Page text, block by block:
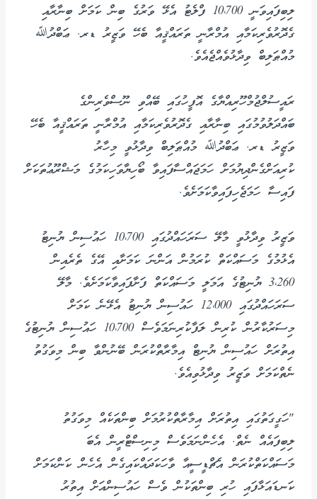
ލިބިފައިވަނީ 10،700 ފްލެޓު އެޅޭ ވަރުގެ ބިން ކަމަށް ބިނާރާއި
ގެދޮރުވެރިކަމާއި އުމްރާނީ ތަރައްޤީއާ ބެހޭ ވަޒީރު ޑރ. ޢަބްދުﷲ
މުއްޠަލިބް ވިދާޅުވެއްޖެއެވެ.
ރައީސުލްޖުމްހޫރިއްޔާގެ އޮފީހުގައި ބޭއްވި ނޫސްވެރިންގެ
ބައްދަލުވުމުގައި ބިނާރާއި ގެދޮރުވެރިކަމާއި އުމްރާނީ ތަރައްޤީއާ ބެހޭ
ވަޒީރު ޑރ. ޢަބްދުﷲ މުއްޠަލިބް ވިދާޅުވީ މިހާރު
ކުރިއަށްގެންދިޔުމަށް ހަމަޖައްސާފައިވާ ބޯހިޔާވަހިކަމުގެ މަޝްރޫޢުތަކަށް
ފައިސާ ހަމަޖެހިފައިވާކަމަށެވެ.
ވަޒީރު ވިދާޅުވީ މާލޭ ސަރަހައްދުގައި 10،700 ހައުސިން ޔުނިޓު
އެޅުމުގެ މަސައްކަތް ކުރަމުން އަންނަ ކަމަށާއި އޭގެ ތެރެއިން
3،260 ޔުނިޓުގެ އަމަލީ މަސައްކަތް ފަށާފައިވާކަމަށެވެ. މާލޭ
ސަރަހައްދުގައި 12،000 ހައުސިން ޔުނިޓު އެޅޭނެ ކަމަށް
މިސަރުކާރުން ކުރިން ލަފާކުރިނަމަވެސް 10،700 ހައުސިން ޔުނިޓުގެ
އިތުރަށް ހައުސިން ޔުނިޓް އިމާރާތްކުރަން ބޭނުންވާ ބިން މިވަގުތު
ނެތްކަމަށް ވަޒީރު ވިދާޅުވިއެވެ.
"ހަގީގަތުގައި އިތުރަށް އިމާރާތްކުރުމަށް ބިންތަކެއް މިވަގުތު
ލިބިފައެއް ނެތް. އެހެންނަމަވެސް މިނިސްޓްރީން އެބަ
މަސައްކަތްކުރަން އެޗްޑީސީއާ ވާހަކަދައްކައިގެން އެހެން ކަންކަމަށް
ކަނޑައަޅާފައި ހުރި ބިންތަކުން ވެސް ހައުސިންއަށް އިތުރު